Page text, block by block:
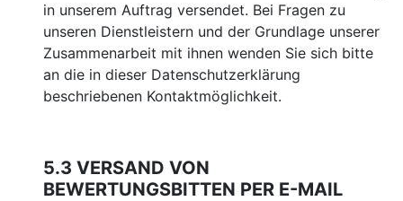
in unserem Auftrag versendet. Bei Fragen zu
unseren Dienstleistern und der Grundlage unserer
Zusammenarbeit mit ihnen wenden Sie sich bitte
an die in dieser Datenschutzerklärung
beschriebenen Kontaktmöglichkeit.
5.3 VERSAND VON
BEWERTUNGSBITTEN PER E-MAIL